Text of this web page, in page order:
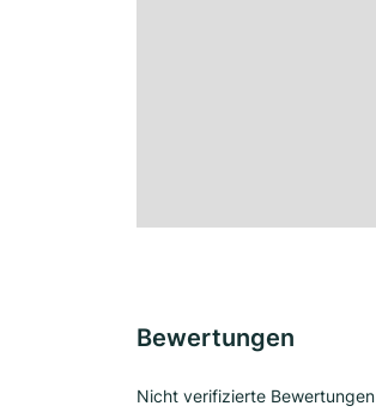
Bewertungen
Nicht verifizierte Bewertungen